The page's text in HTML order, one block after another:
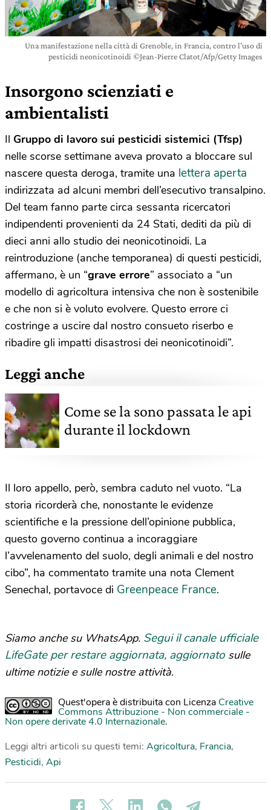
Una manifestazione nella città di Grenoble, in Francia, contro l’uso di
pesticidi neonicotinoidi ©Jean-Pierre Clatot/Afp/Getty Images
Insorgono scienziati e
ambientalisti
Il Gruppo di lavoro sui pesticidi sistemici (Tfsp)
nelle scorse settimane aveva provato a bloccare sul
nascere questa deroga, tramite una lettera aperta
indirizzata ad alcuni membri dell’esecutivo transalpino.
Del team fanno parte circa sessanta ricercatori
indipendenti provenienti da 24 Stati, dediti da più di
dieci anni allo studio dei neonicotinoidi. La
reintroduzione (anche temporanea) di questi pesticidi,
affermano, è un “grave errore” associato a “un
modello di agricoltura intensiva che non è sostenibile
e che non si è voluto evolvere. Questo errore ci
costringe a uscire dal nostro consueto riserbo e
ribadire gli impatti disastrosi dei neonicotinoidi”.
Leggi anche
Come se la sono passata le api
durante il lockdown
Il loro appello, però, sembra caduto nel vuoto. “La
storia ricorderà che, nonostante le evidenze
scientifiche e la pressione dell’opinione pubblica,
questo governo continua a incoraggiare
l’avvelenamento del suolo, degli animali e del nostro
cibo”, ha commentato tramite una nota Clement
Senechal, portavoce di Greenpeace France.
Siamo anche su WhatsApp. Segui il canale ufficiale
LifeGate per restare aggiornata, aggiornato sulle
ultime notizie e sulle nostre attività.
Quest'opera è distribuita con Licenza Creative
Commons Attribuzione - Non commerciale -
Non opere derivate 4.0 Internazionale.
Leggi altri articoli su questi temi: Agricoltura, Francia,
Pesticidi, Api